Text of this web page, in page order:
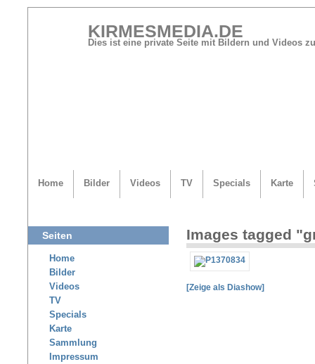
KIRMESMEDIA.DE
Dies ist eine private Seite mit Bildern und Videos
Home Bilder Videos TV Specials Karte
Images tagged
[Zeige als Diashow]
Seiten
Home
Bilder
Videos
TV
Specials
Karte
Sammlung
Impressum